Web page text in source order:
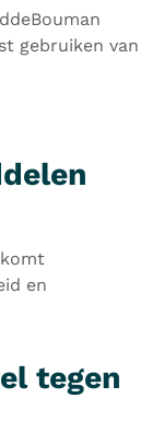
gebruiken van
en
tegen